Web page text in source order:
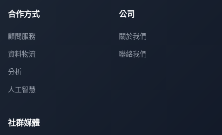
合作方式
顧問服務
資料物流
分析
人工智慧
公司
關於我們
聯絡我們
社群媒體